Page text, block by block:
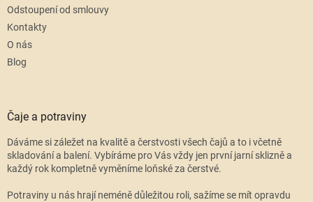
Odstoupení od smlouvy
Kontakty
O nás
Blog
Čaje a potraviny
Dáváme si záležet na kvalitě a čerstvosti všech čajů a to i včetně
skladování a balení. Vybíráme pro Vás vždy jen první jarní sklizně a
každý rok kompletně vyměníme loňské za čerstvé.
Potraviny u nás hrají neméně důležitou roli, sažíme se mít opravdu